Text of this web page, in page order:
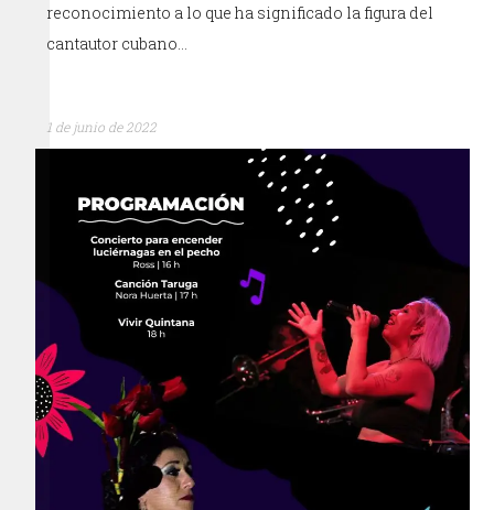
reconocimiento a lo que ha significado la figura del
cantautor cubano…
1 de junio de 2022